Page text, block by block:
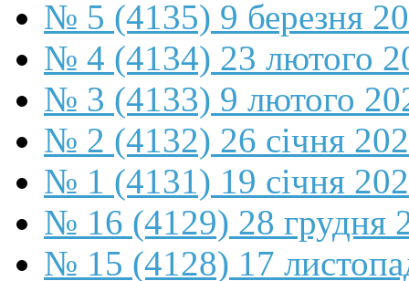
№ 5 (4135) 9 березня
№ 4 (4134) 23 лютого
№ 3 (4133) 9 лютого
№ 2 (4132) 26 січня
№ 1 (4131) 19 січня
№ 16 (4129) 28 грудня
№ 15 (4128) 17